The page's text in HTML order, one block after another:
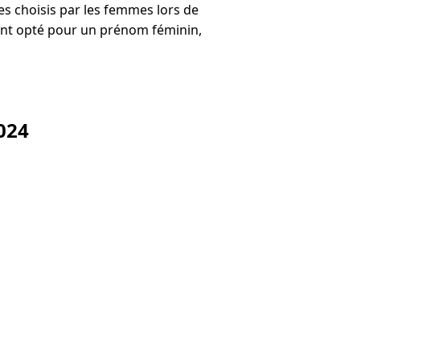
choisis par les femmes lors de
opté pour un prénom féminin,